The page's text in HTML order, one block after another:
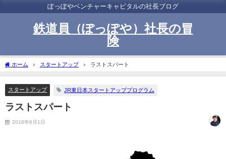
ぽっぽやベンチャーキャピタルの社長ブログ
鉄道員（ぽっぽや）社長の冒
険
ホーム スタートアップ ラストスパート
スタートアップ JR東日本スタートアッププログラム
ラストスパート
2018年6月1日